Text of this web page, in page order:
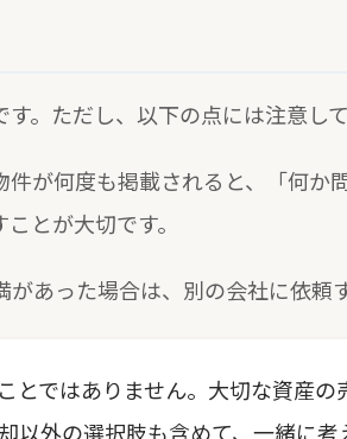
。ただし、以下の点には注意して
件が何度も掲載されると、「何か
とが大切です。
があった場合は、別の会社に依頼
とではありません。大切な資産の
外の選択肢も含めて、一緒に考